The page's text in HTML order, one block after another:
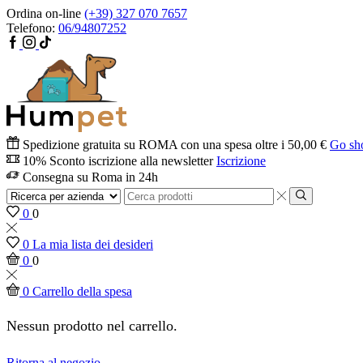
Ordina on-line (+39) 327 070 7657
Telefono: 06/94807252
Spedizione gratuita su ROMA con una spesa oltre i 50,00 € Go
10% Sconto iscrizione alla newsletter Iscrizione
Consegna su Roma in 24h
0 0
0 La mia lista dei desideri
0 0
0 Carrello della spesa
Nessun prodotto nel carrello.